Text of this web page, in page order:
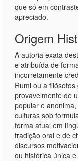
que só em
apreciado.
Origem
A autoria exata
e atribuída de
incorretamente
Rumi ou a
provavelmente de
popular e
culturas sob
forma atual em
tradição oral e de
discursos
ou histórica única